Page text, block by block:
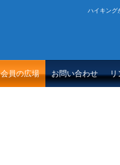
ハイキング
会員の広場 お問い合わせ リ